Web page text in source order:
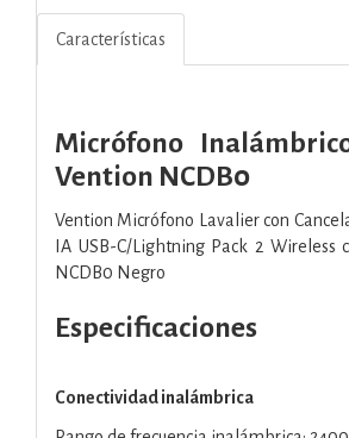
Características
Micrófono
Vention NCDB0
Vention Micrófono Lavalier con
IA USB-C/Lightning Pack 2 Wireless
NCDB0 Negro
Especificaciones
Conectividad inalámbrica